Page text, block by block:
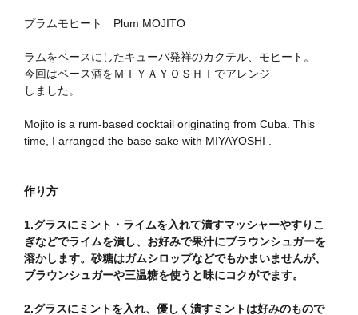
プラムモヒート Plum MOJITO
ラムをベースにしたキューバ発祥のカクテル、モヒート。
今回はベース酒をＭＩＹＡＹＯＳＨＩでアレンジ
しました。
Mojito is a rum-based cocktail originating from Cuba. This
time, I arranged the base sake with MIYAYOSHI .
作り方
1.グラスにミント・ライムを入れて潰すマッシャーやすりこ
ぎなどでライムを潰し、お好みで果汁にブラウンシュガーを
溶かします。砂糖はガムシロップなどでもかまいませんが、
ブラウンシュガーや三温糖を使うと味にコクがでます。
2.グラスにミントを入れ、優しく潰すミントは好みのもので